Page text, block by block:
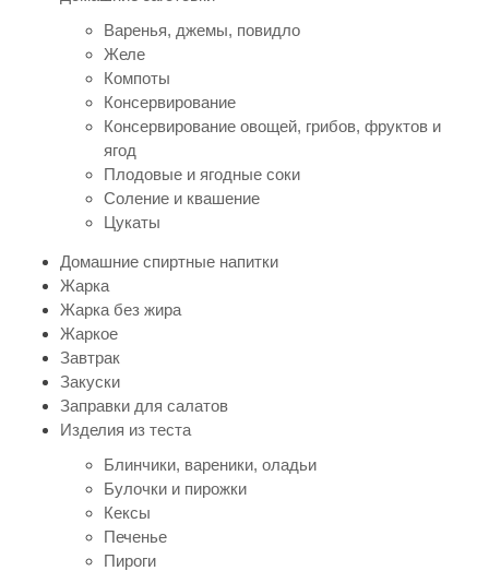
Варенья, джемы, повидло
Желе
Компоты
Консервирование
Консервирование овощей, грибов, фруктов и
ягод
Плодовые и ягодные соки
Соление и квашение
Цукаты
Домашние спиртные напитки
Жарка
Жарка без жира
Жаркое
Завтрак
Закуски
Заправки для салатов
Изделия из теста
Блинчики, вареники, оладьи
Булочки и пирожки
Кексы
Печенье
Пироги